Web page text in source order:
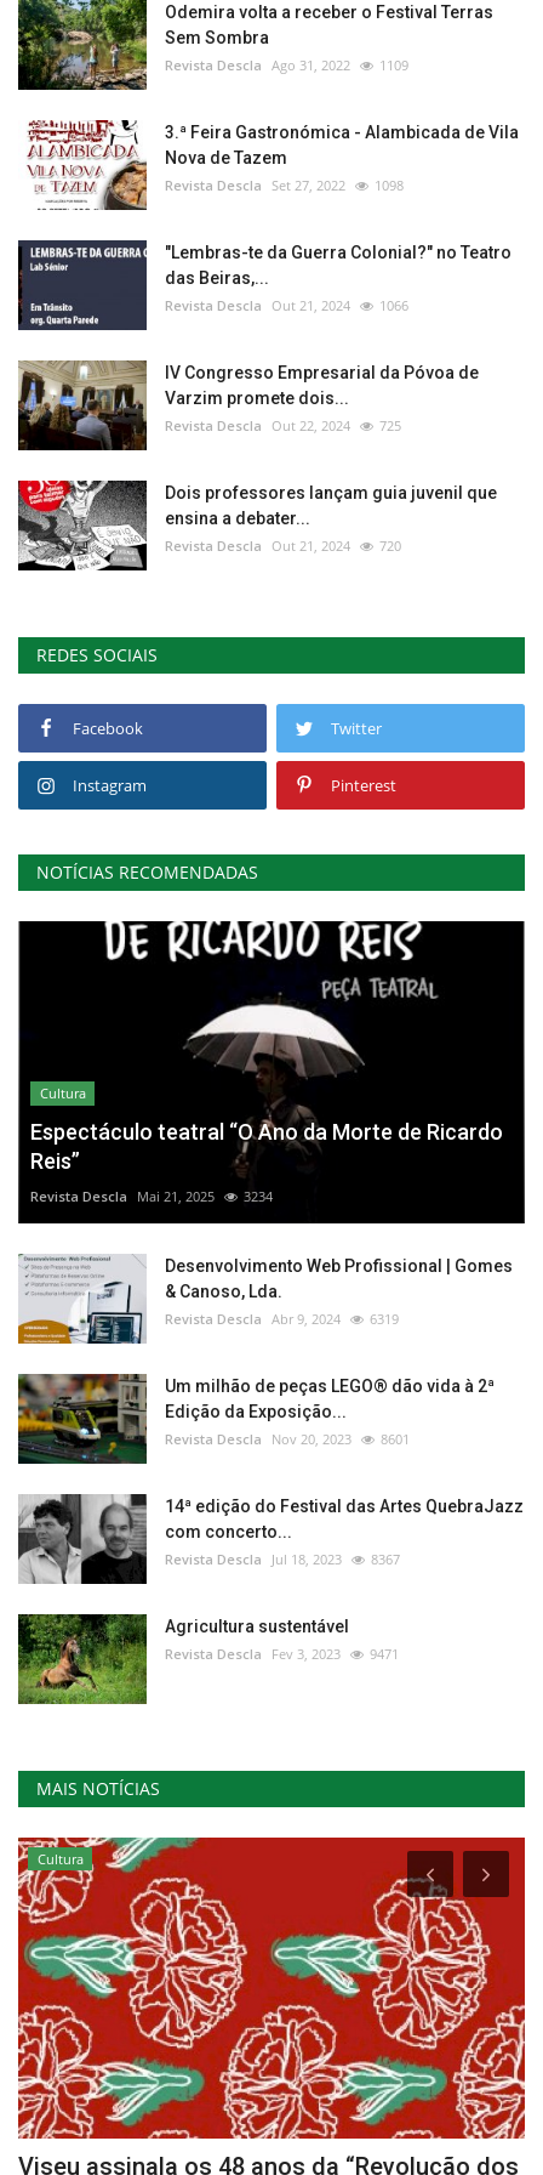
Odemira volta a receber o Festival Terras
Sem Sombra
Revista Descla Ago 31, 2022 1109
3.ª Feira Gastronómica - Alambicada de Vila
Nova de Tazem
Revista Descla Set 27, 2022 1098
"Lembras-te da Guerra Colonial?" no Teatro
das Beiras,...
Revista Descla Out 21, 2024 1066
IV Congresso Empresarial da Póvoa de
Varzim promete dois...
Revista Descla Out 22, 2024 725
Dois professores lançam guia juvenil que
ensina a debater...
Revista Descla Out 21, 2024 720
REDES SOCIAIS
Facebook Twitter
Instagram Pinterest
NOTÍCIAS RECOMENDADAS
Cultura
Espectáculo teatral “O Ano da Morte de Ricardo
Reis”
Revista Descla Mai 21, 2025 3234
Desenvolvimento Web Profissional | Gomes
& Canoso, Lda.
Revista Descla Abr 9, 2024 6319
Um milhão de peças LEGO® dão vida à 2ª
Edição da Exposição...
Revista Descla Nov 20, 2023 8601
14ª edição do Festival das Artes QuebraJazz
com concerto...
Revista Descla Jul 18, 2023 8367
Agricultura sustentável
Revista Descla Fev 3, 2023 9471
MAIS NOTÍCIAS
Cultura
Viseu assinala os 48 anos da “Revolução dos